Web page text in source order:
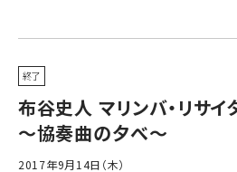
終了
布谷史人 マリンバ・リサイ
～協奏曲の夕べ～
2017年9月14日（木）